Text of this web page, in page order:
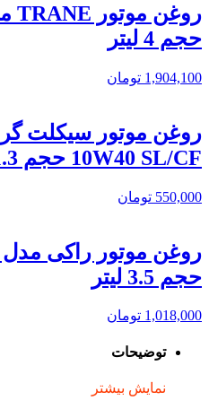
حجم 4 لیتر
1,904,100 تومان
روغن موتور سیکلت
10W40 SL/CF حجم 1.3 لیتر
550,000 تومان
حجم 3.5 لیتر
1,018,000 تومان
توضیحات
نمایش بیشتر